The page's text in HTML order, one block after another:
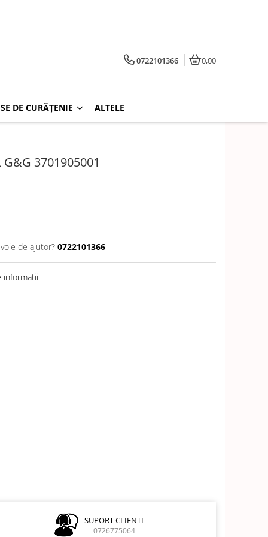
0722101366 0,00
DE CURĂȚENIE ALTELE
G&G 3701905001
de ajutor? 0722101366
informatii
SUPORT CLIENTI
0726775064